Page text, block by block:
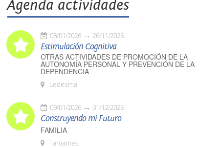
Agenda actividades
08/01/2026 26/11/2026
Estimulación Cognitiva
OTRAS ACTIVIDADES DE PROMOCIÓN DE LA
AUTONOMÍA PERSONAL Y PREVENCIÓN DE LA
DEPENDENCIA
Ledesma
09/01/2026 31/12/2026
Construyendo mi Futuro
FAMILIA
Tamames